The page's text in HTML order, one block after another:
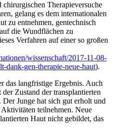
Therapieversuche
gelang es dem internationalen
zu entnehmen, gentechnisch
die Wundflächen zu
Verfahren auf einer so großen
wissenschaft/2017-11-08-
dank-gen-therapie-neue-haut).
das langfristige Ergebnis. Auch
Zustand der transplantierten
Junge hat sich gut erholt und
Aktivitäten teilnehmen. Neue
Haut nicht gebildet, das